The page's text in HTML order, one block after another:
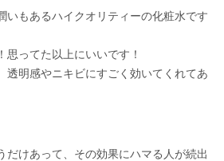
いもあるハイクオリティーの化粧水です
思ってた以上にいいです！
透明感やニキビにすごく効いてくれてあ
だけあって、その効果にハマる人が続出